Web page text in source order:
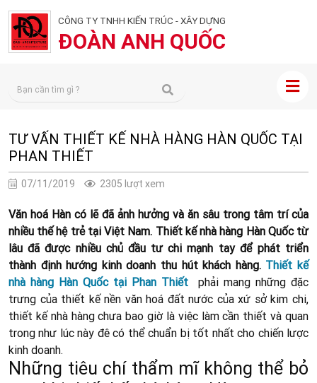
CÔNG TY TNHH KIẾN TRÚC - XÂY DỰNG
ĐOÀN ANH QUỐC
TƯ VẤN THIẾT KẾ NHÀ HÀNG HÀN QUỐC TẠI
PHAN THIẾT
07/11/2019 2305 lượt xem
Văn hoá Hàn có lẽ đã ảnh hưởng và ăn sâu trong tâm trí của
nhiều thế hệ trẻ tại Việt Nam. Thiết kế nhà hàng Hàn Quốc từ
lâu đã được nhiều chủ đầu tư chi mạnh tay để phát triển
thành định hướng kinh doanh thu hút khách hàng. Thiết kế
nhà hàng Hàn Quốc tại Phan Thiết
phải mang những đặc
trưng của thiết kế nền văn hoá đất nước của xứ sở kim chi,
thiết kế nhà hàng chưa bao giờ là việc làm cần thiết và quan
trong như lúc này đê có thể chuẩn bị tốt nhất cho chiến lược
kinh doanh.
Những tiêu chí thẩm mĩ không thể bỏ